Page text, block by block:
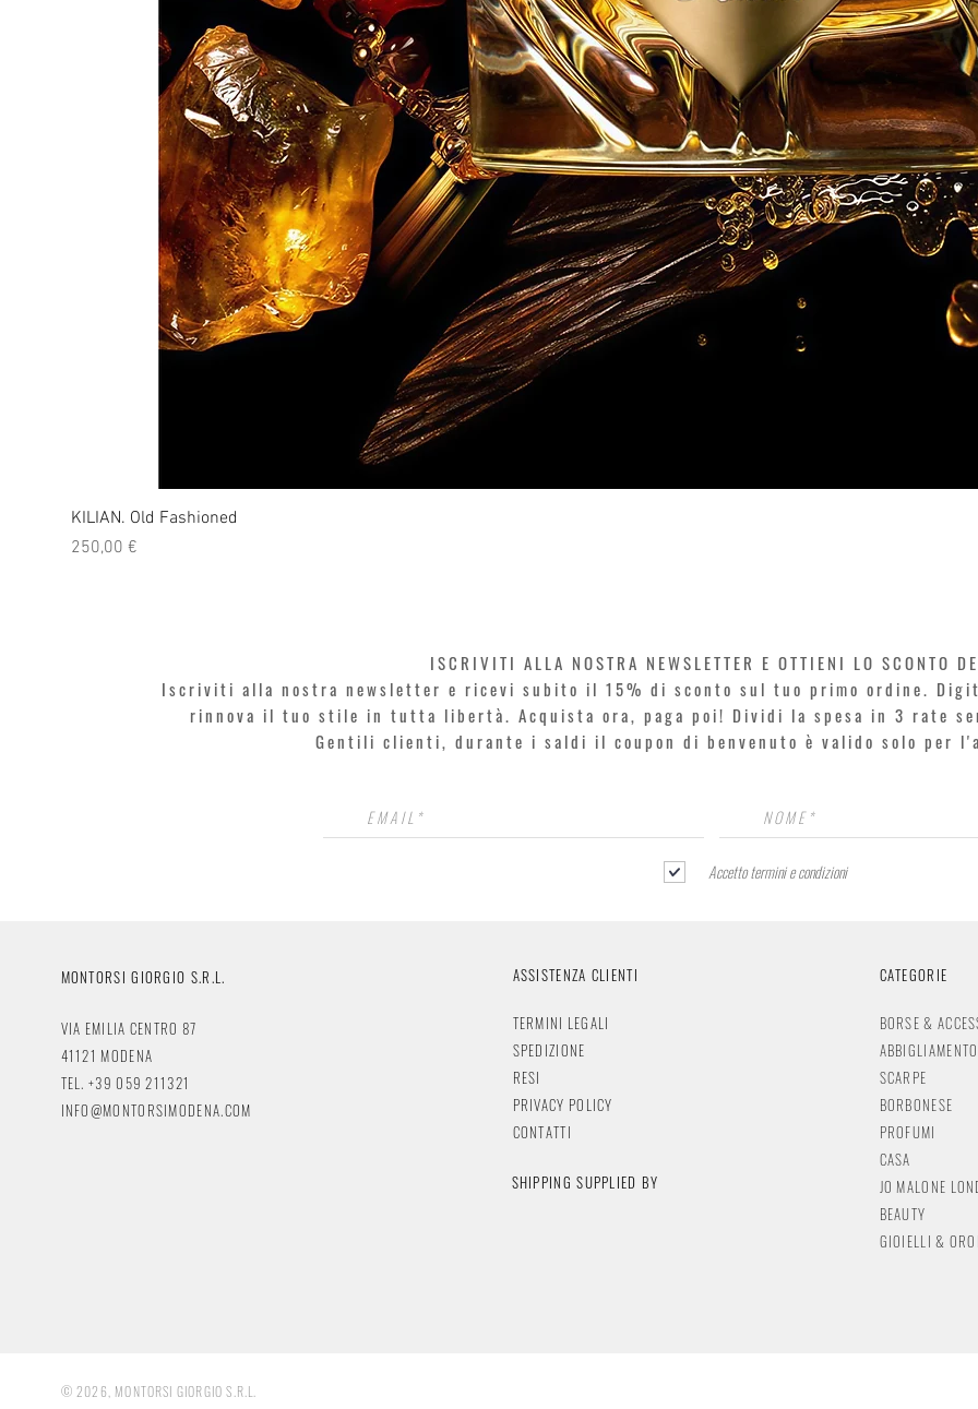
KILIAN. Old Fashioned
Prezzo
250,00 €
ISCRIVITI ALLA NOSTRA NEWSLETTER E OTTIENI LO SCONTO
Iscriviti alla nostra newsletter e ricevi subito il 15% di sconto sul tuo primo ordine. Digita
rinnova il tuo stile in tutta libertà. Acquista ora, paga poi! Dividi la spesa in 3 rate
Gentili clienti, durante i saldi il coupon di benvenuto è valido solo per
Accetto termini e condizioni
MONTORSI GIORGIO S.R.L.
VIA EMILIA CENTRO 87
41121 MODENA
TEL. +39 059 211321
INFO@MONTORSIMODENA.COM
ASSISTENZA CLIENTI
TERMINI LEGALI
SPEDIZIONE
RESI
PRIVACY POLICY
CONTATTI
SHIPPING SUPPLIED BY
CATEGORIE
BORSE &
ABBIGLIAMENTO
SCARPE
BORBONESE
PROFUMI
CASA
JO MALONE
BEAUTY
GIOIELLI &
© 2026, MONTORSI GIORGIO S.R.L.